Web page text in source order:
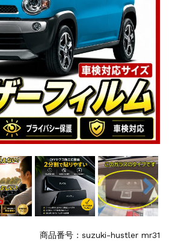
商品番号：suzuki-hustler mr31